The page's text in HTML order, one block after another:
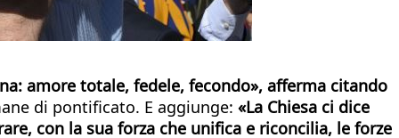
amore totale, fedele, fecondo», afferma citando
di pontificato. E aggiunge: «La Chiesa ci dice
con la sua forza che unifica e riconcilia, le forze